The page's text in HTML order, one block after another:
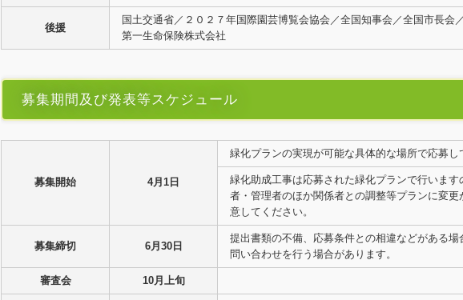
後援
国土交通省／２０２７年国際園芸博覧会協会／全国知事会／全国市長会
第一生命保険株式会社
募集期間及び発表等スケジュール
募集開始 4月1日
緑化プランの実現が可能な具体的な場所で応募し
緑化助成工事は応募された緑化プランで行います
者・管理者のほか関係者との調整等プランに変更
意してください。
募集締切 6月30日
提出書類の不備、応募条件との相違などがある場
問い合わせを行う場合があります。
審査会 10月上旬